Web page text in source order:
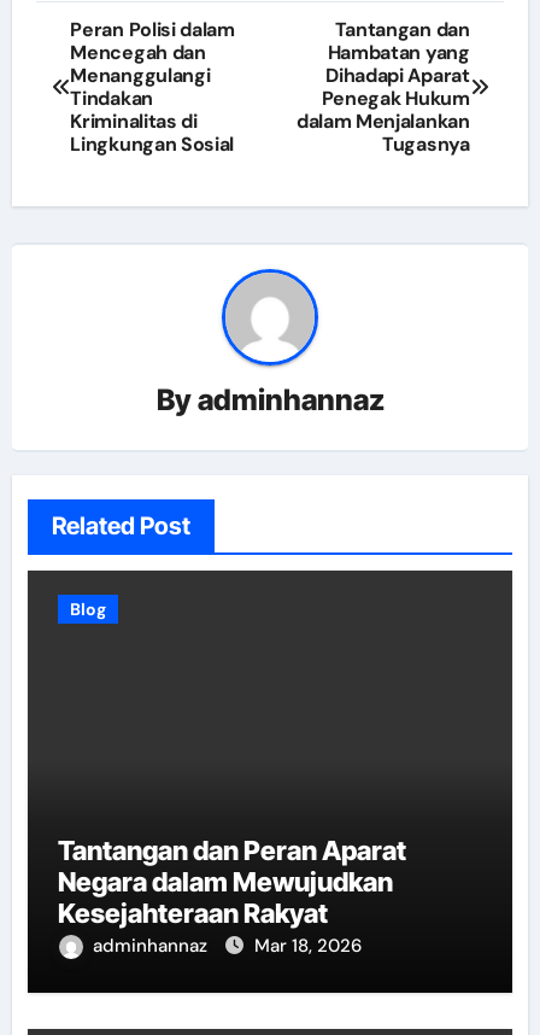
Post
navigation
Peran Polisi dalam
Mencegah dan
Menanggulangi
Tindakan
Kriminalitas di
Lingkungan Sosial
Tantangan dan
Hambatan yang
Dihadapi Aparat
Penegak Hukum
dalam Menjalankan
Tugasnya
Byadminhannaz
Related Post
Blog
Tantangan dan Peran Aparat
Negara dalam Mewujudkan
Kesejahteraan Rakyat
adminhannaz Mar 18, 2026